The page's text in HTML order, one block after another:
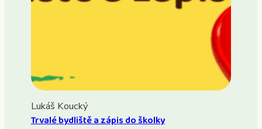
Lukáš Koucký
Trvalé bydliště a zápis do školky